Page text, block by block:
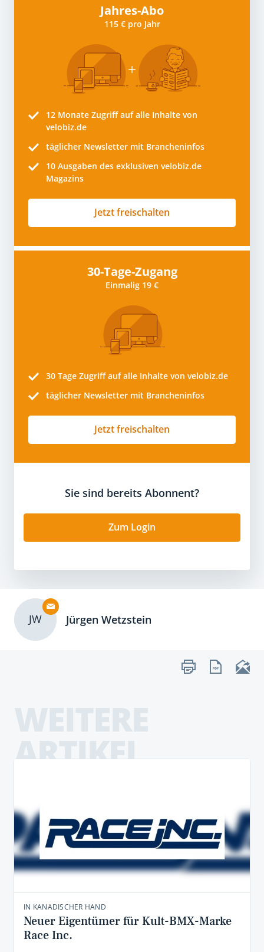
Jahres-Abo
115 € pro Jahr
12 Monate Zugriff auf alle Inhalte von
velobiz.de
täglicher Newsletter mit Brancheninfos
10 Ausgaben des exklusiven velobiz.de
Magazins
Jetzt freischalten
30-Tage-Zugang
Einmalig 19 €
30 Tage Zugriff auf alle Inhalte von velobiz.de
täglicher Newsletter mit Brancheninfos
Jetzt freischalten
Sie sind bereits Abonnent?
Zum Login
JW Jürgen Wetzstein
ARTIKEL
IN KANADISCHER HAND
Neuer Eigentümer für Kult-BMX-Marke
Race Inc.